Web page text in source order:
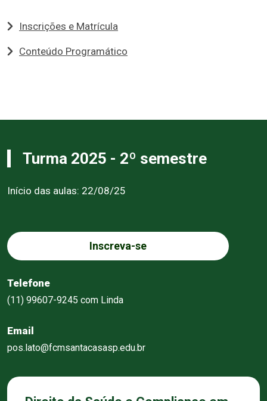
Inscrições e Matrícula
Conteúdo Programático
Turma 2025 - 2º semestre
Início das aulas: 22/08/25
Inscreva-se
Telefone
(11) 99607-9245 com Linda
Email
pos.lato@fcmsantacasasp.edu.br